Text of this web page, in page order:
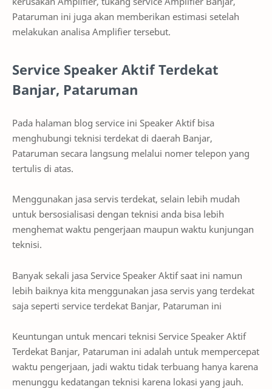
Pataruman ini juga akan memberikan estimasi setelah
melakukan analisa Amplifier tersebut.
Service Speaker Aktif Terdekat
Banjar, Pataruman
Pada halaman blog service ini Speaker Aktif bisa
menghubungi teknisi terdekat di daerah Banjar,
Pataruman secara langsung melalui nomer telepon yang
tertulis di atas.
Menggunakan jasa servis terdekat, selain lebih mudah
untuk bersosialisasi dengan teknisi anda bisa lebih
menghemat waktu pengerjaan maupun waktu kunjungan
teknisi.
Banyak sekali jasa Service Speaker Aktif saat ini namun
lebih baiknya kita menggunakan jasa servis yang terdekat
saja seperti service terdekat Banjar, Pataruman ini
Keuntungan untuk mencari teknisi Service Speaker Aktif
Terdekat Banjar, Pataruman ini adalah untuk mempercepat
waktu pengerjaan, jadi waktu tidak terbuang hanya karena
menunggu kedatangan teknisi karena lokasi yang jauh.